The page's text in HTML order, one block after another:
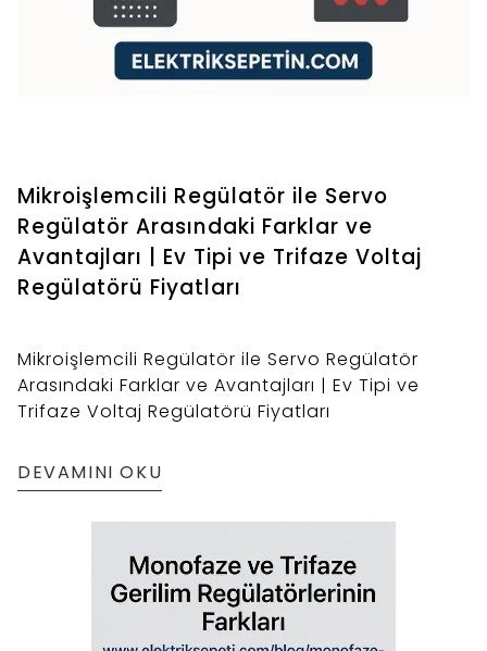
Mikroişlemcili Regülatör ile Servo
Regülatör Arasındaki Farklar ve
Avantajları | Ev Tipi ve Trifaze Voltaj
Regülatörü Fiyatları
Mikroişlemcili Regülatör ile Servo Regülatör
Arasındaki Farklar ve Avantajları | Ev Tipi ve
Trifaze Voltaj Regülatörü Fiyatları
DEVAMINI OKU